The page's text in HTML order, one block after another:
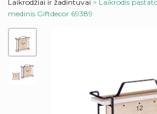
Laikrodžiai ir žadintuvai > Laikrodis
medinis Giftdecor 69389